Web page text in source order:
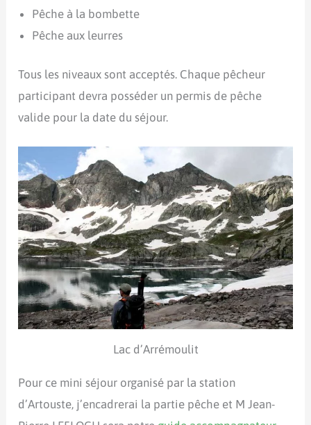
Pêche à la bombette
Pêche aux leurres
Tous les niveaux sont acceptés. Chaque pêcheur
participant devra posséder un permis de pêche
valide pour la date du séjour.
Lac d’Arrémoulit
Pour ce mini séjour organisé par la station
d’Artouste, j’encadrerai la partie pêche et M Jean-